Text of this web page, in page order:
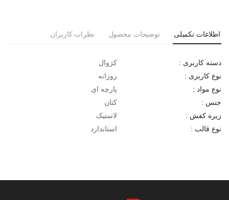
قالب استاندارد و راحت برای استفاده طولانی
اطلاعات تکمیلی توضیحات محصول نظرات کاربران
دسته کاربری : کژوال
نوع کاربری : روزانه
نوع مواد : پارچه ای
جنس : کتان
زیره کفش : لاستیک
نوع قالب : استاندارد